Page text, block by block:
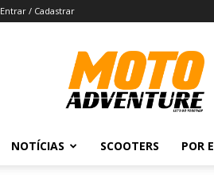
Entrar / Cadastrar
Revista
Moto
Adventure
NOTÍCIAS SCOOTERS POR